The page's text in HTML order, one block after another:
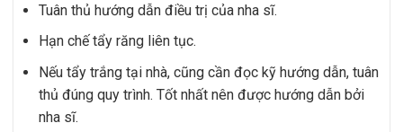
Tuân thủ hướng dẫn điều trị của nha sĩ.
Hạn chế tẩy răng liên tục.
Nếu tẩy trắng tại nhà, cũng cần đọc kỹ hướng dẫn, tuân
thủ đúng quy trình. Tốt nhất nên được hướng dẫn bởi
nha sĩ.